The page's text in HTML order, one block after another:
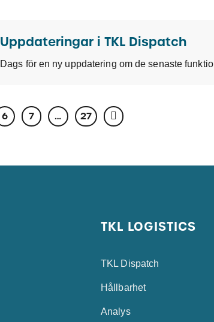
Uppdateringar i TKL Dispatch
6 7 … 27
TKL LOGISTICS
TKL Dispatch
Hållbarhet
Analys